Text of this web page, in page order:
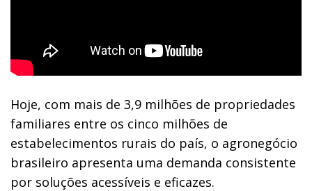
Hoje, com mais de 3,9 milhões de propriedades
familiares entre os cinco milhões de
estabelecimentos rurais do país, o agronegócio
brasileiro apresenta uma demanda consistente
por soluções acessíveis e eficazes.